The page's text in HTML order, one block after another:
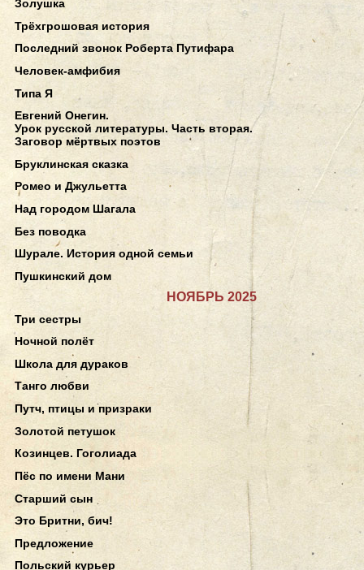
Золушка
Трёхгрошовая история
Последний звонок Роберта Путифара
Человек-амфибия
Типа Я
Евгений Онегин.
Урок русской литературы. Часть вторая.
Заговор мёртвых поэтов
Бруклинская сказка
Ромео и Джульетта
Над городом Шагала
Без поводка
Шурале. История одной семьи
Пушкинский дом
НОЯБРЬ 2025
Три сестры
Ночной полёт
Школа для дураков
Танго любви
Путч, птицы и призраки
Золотой петушок
Козинцев. Гоголиада
Пёс по имени Мани
Старший сын
Это Бритни, бич!
Предложение
Польский курьер